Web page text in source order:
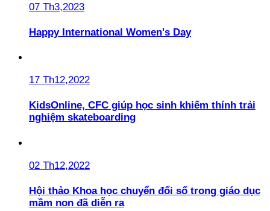
07 Th3,2023
Happy International Women's Day
17 Th12,2022
KidsOnline, CFC giúp học sinh khiếm thính trải
nghiệm skateboarding
02 Th12,2022
Hội thảo Khoa học chuyển đổi số trong giáo dục
mầm non đã diễn ra